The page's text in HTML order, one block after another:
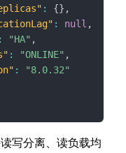
: {} ,
: null ,
: "HA" ,
: "ONLINE" ,
:
"8.0.32"
写分离、读负载均